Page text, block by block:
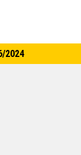
2024